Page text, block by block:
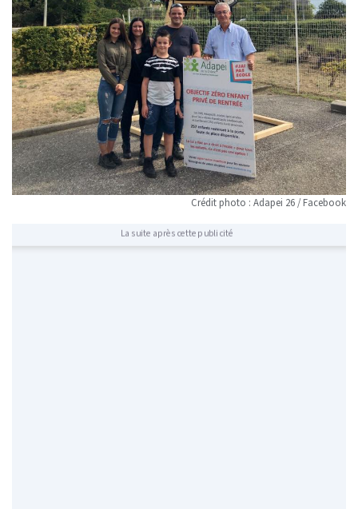
Crédit photo : Adapei 26 / Facebook
La suite après cette publicité